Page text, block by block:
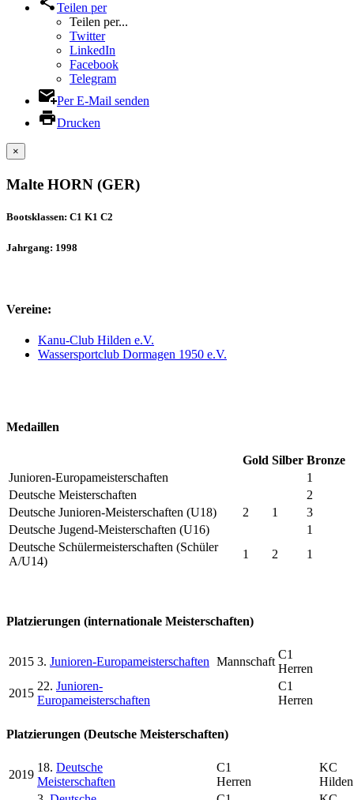
Teilen per
Teilen per...
Twitter
LinkedIn
Facebook
Telegram
Per E-Mail senden
Drucken
×
Malte HORN (GER)
Bootsklassen: C1 K1 C2
Jahrgang: 1998
Vereine:
Kanu-Club Hilden e.V.
Wassersportclub Dormagen 1950 e.V.
Medaillen
Gold Silber Bronze
Junioren-Europameisterschaften
1
Deutsche Meisterschaften
2
Deutsche Junioren-Meisterschaften (U18)
2 1
3
Deutsche Jugend-Meisterschaften (U16)
1
Deutsche Schülermeisterschaften (Schüler
A/U14)
1 2 1
Platzierungen (internationale Meisterschaften)
2015 3. Junioren-Europameisterschaften Mannschaft
C1
Herren
2015
22. Junioren-
Europameisterschaften
C1
Herren
Platzierungen (Deutsche Meisterschaften)
2019
18. Deutsche
Meisterschaften
C1
Herren
KC
Hilden